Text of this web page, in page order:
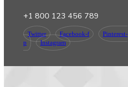
+1 800 123 456 789
Twitter Facebook-f
Pinterest-
p
Instagram